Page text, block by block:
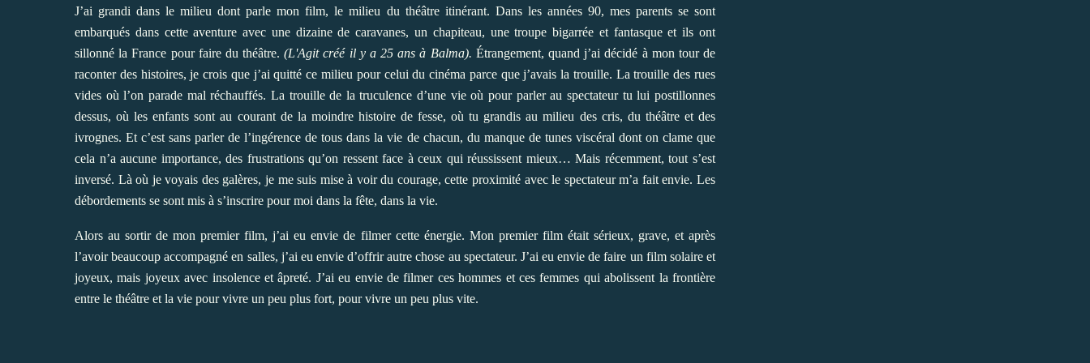
J’ai grandi dans le milieu dont parle mon film, le milieu du théâtre itinérant. Dans les années 90, mes parents se sont
embarqués dans cette aventure avec une dizaine de caravanes, un chapiteau, une troupe bigarrée et fantasque et ils ont
sillonné la France pour faire du théâtre. (L'Agitcréé il y a 25 ans à Balma). Étrangement, quand j’ai décidé à mon tour de
raconter des histoires, je crois que j’ai quitté ce milieu pour celui du cinéma parce que j’avais la trouille. La trouille des rues
vides où l’on parade mal réchauffés. La trouille de la truculence d’une vie où pour parler au spectateur tu lui postillonnes
dessus, où les enfants sont au courant de la moindre histoire de fesse, où tu grandis au milieu des cris, du théâtre et des
ivrognes. Et c’est sans parler de l’ingérence de tous dans la vie de chacun, du manque de tunes viscéral dont on clame que
cela n’a aucune importance, des frustrations qu’on ressent face à ceux qui réussissent mieux… Mais récemment, tout s’est
inversé. Là où je voyais des galères, je me suis mise à voir du courage, cette proximité avec le spectateur m’a fait envie. Les
débordements se sont mis à s’inscrire pour moi dans la fête, dans la vie.
Alors au sortir de mon premier film, j’ai eu envie de filmer cette énergie. Mon premier film était sérieux, grave, et après
l’avoir beaucoup accompagné en salles, j’ai eu envie d’offrir autre chose au spectateur. J’ai eu envie de faire un film solaire et
joyeux, mais joyeux avec insolence et âpreté. J’ai eu envie de filmer ces hommes et ces femmes qui abolissent la frontière
entre le théâtre et la vie pour vivre un peu plus fort, pour vivre un peu plus vite.